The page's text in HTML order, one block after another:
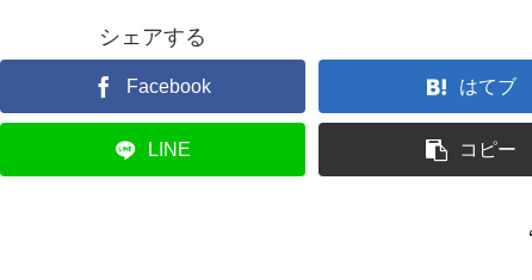
シェアする
Facebook はてブ
LINE コピー